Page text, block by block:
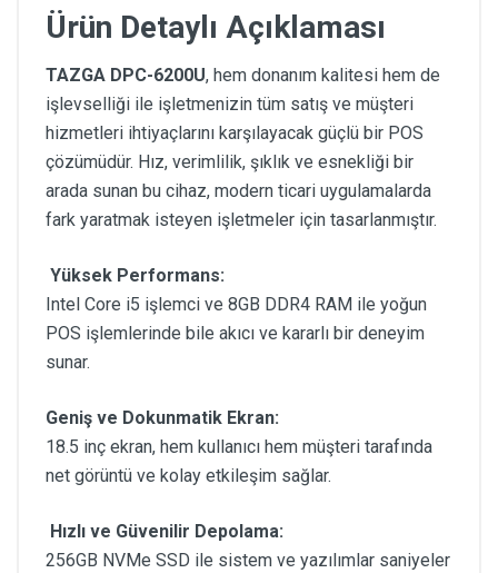
Ürün Detaylı Açıklaması
TAZGA DPC-6200U, hem donanım kalitesi hem de
işlevselliği ile işletmenizin tüm satış ve müşteri
hizmetleri ihtiyaçlarını karşılayacak güçlü bir POS
çözümüdür. Hız, verimlilik, şıklık ve esnekliği bir
arada sunan bu cihaz, modern ticari uygulamalarda
fark yaratmak isteyen işletmeler için tasarlanmıştır.
Yüksek Performans:
Intel Core i5 işlemci ve 8GB DDR4 RAM ile yoğun
POS işlemlerinde bile akıcı ve kararlı bir deneyim
sunar.
Geniş ve Dokunmatik Ekran:
18.5 inç ekran, hem kullanıcı hem müşteri tarafında
net görüntü ve kolay etkileşim sağlar.
Hızlı ve Güvenilir Depolama:
256GB NVMe SSD ile sistem ve yazılımlar saniyeler